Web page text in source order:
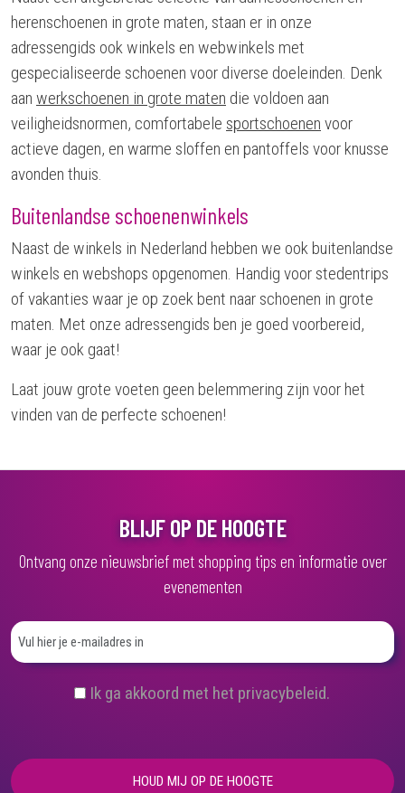
herenschoenen in grote maten, staan er in onze
adressengids ook winkels en webwinkels met
gespecialiseerde schoenen voor diverse doeleinden. Denk
aan werkschoenen in grote maten die voldoen aan
veiligheidsnormen, comfortabele sportschoenen voor
actieve dagen, en warme sloffen en pantoffels voor knusse
avonden thuis.
Buitenlandse schoenenwinkels
Naast de winkels in Nederland hebben we ook buitenlandse
winkels en webshops opgenomen. Handig voor stedentrips
of vakanties waar je op zoek bent naar schoenen in grote
maten. Met onze adressengids ben je goed voorbereid,
waar je ook gaat!
Laat jouw grote voeten geen belemmering zijn voor het
vinden van de perfecte schoenen!
BLIJF OP DE HOOGTE
Ontvang onze nieuwsbrief met shopping tips en informatie over
evenementen
(
e
i
Ik ga akkoord met het privacybeleid.